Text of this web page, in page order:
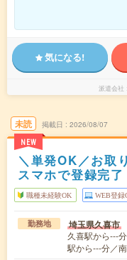
気になる!
派遣会社
未読
NEW
掲載日 2026/08/07
＼単発OK／お取
スマホで登録完了
職種未経験OK WEB登録
勤務地 埼玉県久喜市
久喜駅から---
駅から---分／